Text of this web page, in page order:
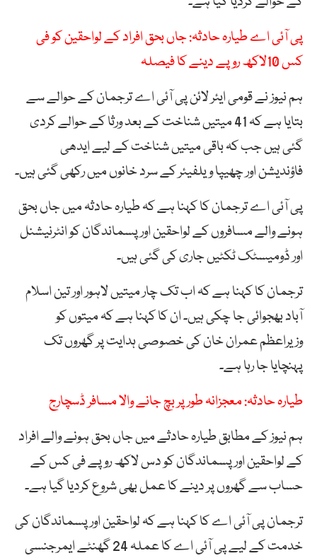
پی آئی اے طیارہ حادثہ: جاں بحق افراد کے لواحقین کو فی
کس 10لاکھ روپے دینے کا فیصلہ
ہم نیوز نے قومی ایئر لائن پی آئی اے ترجمان کے حوالے سے
بتایا ہے کہ 41 میتیں شناخت کے بعد ورثا کے حوالے کردی
گئی ہیں جب کہ باقی میتیں شناخت کے لیے ایدھی
فاؤندیشن اور چھیپا ویلفیئر کے سرد خانوں میں رکھی گئی ہیں۔
پی آئی اے ترجمان کا کہنا ہے کہ طیارہ حادثہ میں جاں بحق
ہونے والے مسافروں کے لواحقین اور پسماندگان کو انٹرنیشنل
اور ڈومیسٹک ٹکٹیں جاری کی گئی ہیں۔
ترجمان کا کہنا ہے کہ اب تک چار میتیں لاہور اور تین اسلام
آباد بھجوائی جا چکی ہیں۔ ان کا کہنا ہے کہ میتوں کو
وزیراعظم عمران خان کی خصوصی ہدایت پر گھروں تک
پہنچایا جا رہا ہے۔
طیارہ حادثہ: معجزانہ طور پر بچ جانے والا مسافر ڈسچارج
ہم نیوز کے مطابق طیارہ حادثے میں جاں بحق ہونے والے افراد
کے لواحقین اور پسماندگان کو دس لاکھ روپے فی کس کے
حساب سے گھروں پر دینے کا عمل بھی شروع کردیا گیا ہے۔
ترجمان پی آئی اے کا کہنا ہے کہ لواحقین اور پسماندگان کی
خدمت کے لیے پی آئی اے کا عملہ 24 گھنٹے ایمرجنسی